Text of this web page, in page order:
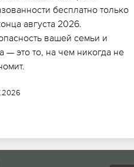
бесплатно только
августа 2026.
вашей семьи и
— это то, на чем никогда не